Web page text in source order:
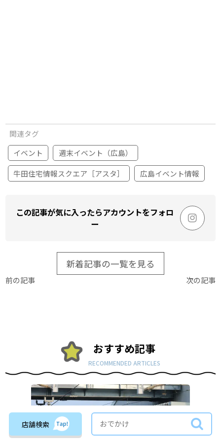
関連タグ
イベント
週末イベント（広島）
牛田住宅情報スクエア［アスタ］
広島イベント情報
この記事が気に入ったらアカウントをフォロ
ー
新着記事の一覧を見る
前の記事 次の記事
おすすめ記事
RECOMMENDED ARTICLES
店舗検索